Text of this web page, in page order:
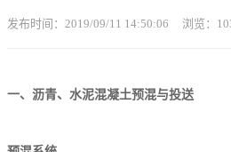
发布时间：2019/09/11 14:50:06 浏览：
一、沥青、水泥混凝土预混与投送